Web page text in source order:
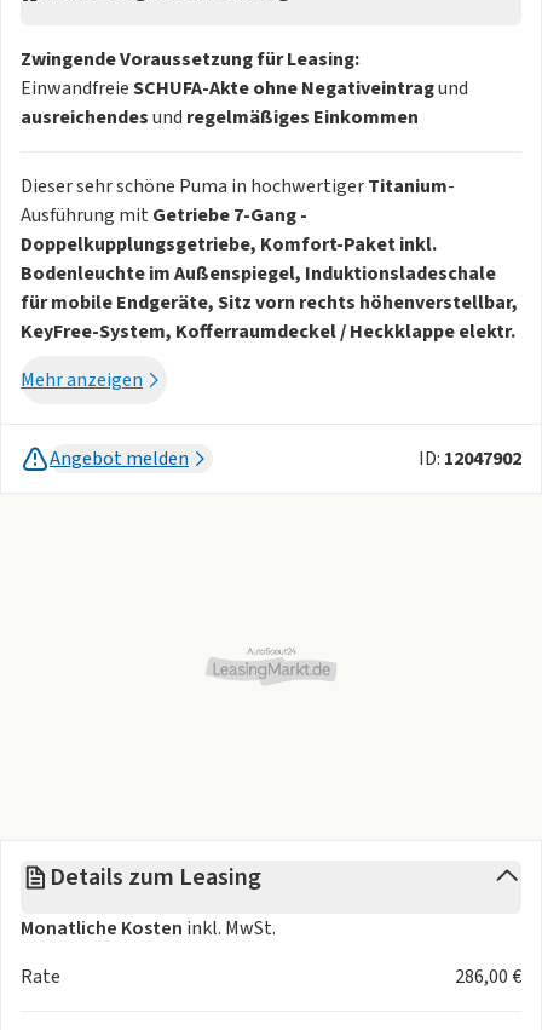
Zwingende Voraussetzung für Leasing:
EinwandfreieSCHUFA-Akte ohne Negativeintragund
ausreichendesund regelmäßiges Einkommen
Dieser sehr schöne Puma in hochwertigerTitanium-
Ausführung mit Getriebe 7-Gang -
Doppelkupplungsgetriebe, Komfort-Paket inkl.
Bodenleuchte im Außenspiegel, Induktionsladeschale
für mobile Endgeräte, Sitz vorn rechts höhenverstellbar,
KeyFree-System, Kofferraumdeckel / Heckklappe elektr.
Frontscheibe teilweise heizbar, Lenkrad heizbar,
hinten abgedunkelt (Privacy Glass), Scheinwerfer
LED, Audio-Navigationssystem mit Ford SYNC 4 und 12
heizbar, Ein-Zonen-Klimaautomatik, Parkpilotsystem
vorn, Einparkhilfe hinten, Ambiente-Beleuchtung vorn
Vertragswerkstätten auf Herz und Nieren geprüft!
Sie jederzeit herzlich willkommen!
Mehr anzeigen
Angebot melden ID: 12047902
Details zum Leasing
Monatliche Kosten inkl. MwSt.
Rate
286,00 €